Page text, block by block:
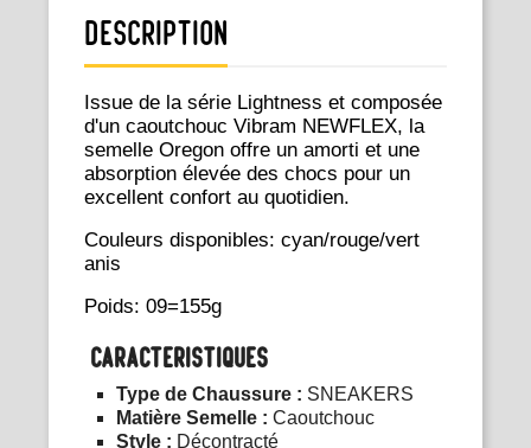
Description
Issue de la série Lightness et composée
d'un caoutchouc Vibram NEWFLEX, la
semelle Oregon offre un amorti et une
absorption élevée des chocs pour un
excellent confort au quotidien.
Couleurs disponibles: cyan/rouge/vert
anis
Poids: 09=155g
CARACTÉRISTIQUES
Type de Chaussure : SNEAKERS
Matière Semelle : Caoutchouc
Style : Décontracté